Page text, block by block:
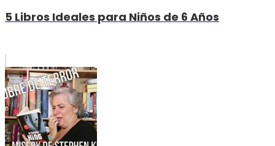
5 Libros Ideales para Niños de 6 Años